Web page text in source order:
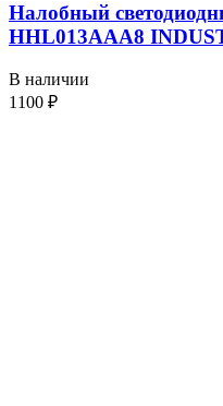
Налобный
HHL013AAA8
В наличии
1100 ₽